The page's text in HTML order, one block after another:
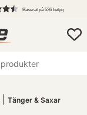
Baserat på 536 betyg
Tänger & Saxar